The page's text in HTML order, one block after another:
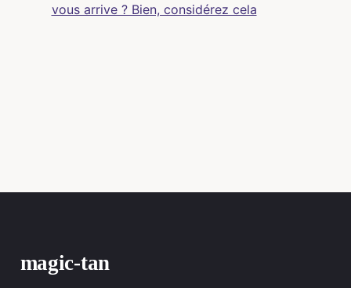
vous arrive ? Bien, considérez cela
magic-tan